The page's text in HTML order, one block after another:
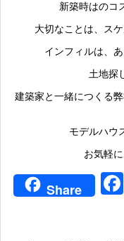
新築時はのコ
大切なことは、ス
インフィルは、
土地探
建築家と一緒につくる
モデルハ
お気軽
Share